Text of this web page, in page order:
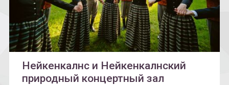
Нейкенкалнс и Нейкенкалнский
природный концертный зал